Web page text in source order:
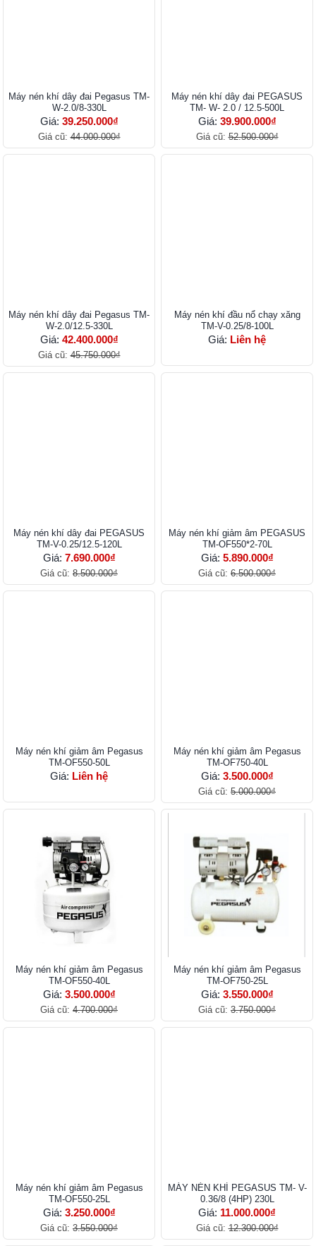
Máy nén khí dây đai Pegasus TM-
W-2.0/8-330L
Giá: 39.250.000₫
Giá cũ:44.000.000₫
Máy nén khí dây đai PEGASUS
TM- W- 2.0 / 12.5-500L
Giá: 39.900.000₫
Giá cũ:52.500.000₫
Máy nén khí dây đai Pegasus TM-
W-2.0/12.5-330L
Giá: 42.400.000₫
Giá cũ:45.750.000₫
Máy nén khí đầu nổ chạy xăng
TM-V-0.25/8-100L
Giá: Liên hệ
Máy nén khí dây đai PEGASUS
TM-V-0.25/12.5-120L
Giá: 7.690.000₫
Giá cũ: 8.500.000₫
Máy nén khí giảm âm PEGASUS
TM-OF550*2-70L
Giá: 5.890.000₫
Giá cũ: 6.500.000₫
Máy nén khí giảm âm Pegasus
TM-OF550-50L
Giá: Liên hệ
Máy nén khí giảm âm Pegasus
TM-OF750-40L
Giá: 3.500.000₫
Giá cũ: 5.000.000₫
Máy nén khí giảm âm Pegasus
TM-OF550-40L
Giá: 3.500.000₫
Giá cũ: 4.700.000₫
Máy nén khí giảm âm Pegasus
TM-OF750-25L
Giá: 3.550.000₫
Giá cũ: 3.750.000₫
Máy nén khí giảm âm Pegasus
TM-OF550-25L
Giá: 3.250.000₫
Giá cũ: 3.550.000₫
MÁY NÉN KHÍ PEGASUS TM- V-
0.36/8 (4HP) 230L
Giá: 11.000.000₫
Giá cũ:12.300.000₫